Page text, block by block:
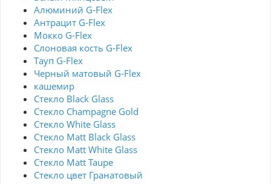
Алюминий G-Flex
Антрацит G-Flex
Мокко G-Flex
Слоновая кость G-Flex
Тауп G-Flex
Черный матовый G-Flex
кашемир
Стекло Black Glass
Стекло Champagne Gold
Стекло White Glass
Стекло Matt Black Glass
Стекло Matt White Glass
Стекло Matt Taupe
Стекло цвет Гранатовый